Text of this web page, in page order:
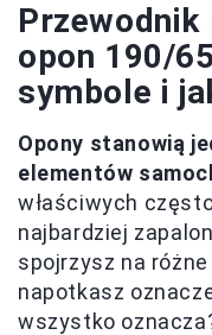
opon 190/
symbole i
Opony stanowią
elementów
właściwych
najbardziej
spojrzysz na
napotkasz
wszystko